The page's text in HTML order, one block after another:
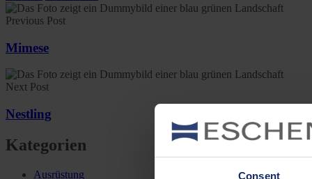
Consent
Previous Post
Mimese
Next Post
Nestling
Kategorien
Ausrüstung